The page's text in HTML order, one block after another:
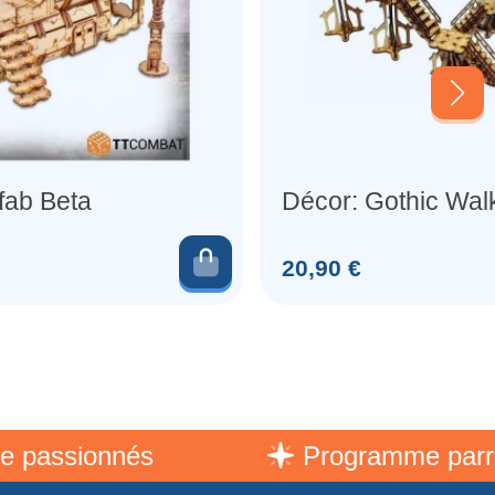
Beta
Ajouter au panier
Décor: Gothic
Prix
20,90 €
Programme